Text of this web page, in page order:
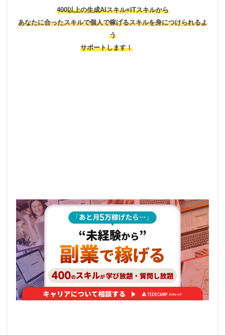
400以上の生成AIスキル×ITスキルから
あなたに合ったスキルで個人で稼げるスキルを身につけられるよ
う
サポートします！